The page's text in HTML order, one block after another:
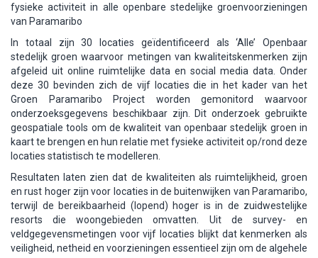
fysieke activiteit in alle openbare stedelijke groenvoorzieningen
van Paramaribo
In totaal zijn 30 locaties geïdentificeerd als ‘Alle’ Openbaar
stedelijk groen waarvoor metingen van kwaliteitskenmerken zijn
afgeleid uit online ruimtelijke data en social media data. Onder
deze 30 bevinden zich de vijf locaties die in het kader van het
Groen Paramaribo Project worden gemonitord waarvoor
onderzoeksgegevens beschikbaar zijn. Dit onderzoek gebruikte
geospatiale tools om de kwaliteit van openbaar stedelijk groen in
kaart te brengen en hun relatie met fysieke activiteit op/rond deze
locaties statistisch te modelleren.
Resultaten laten zien dat de kwaliteiten als ruimtelijkheid, groen
en rust hoger zijn voor locaties in de buitenwijken van Paramaribo,
terwijl de bereikbaarheid (lopend) hoger is in de zuidwestelijke
resorts die woongebieden omvatten. Uit de survey- en
veldgegevensmetingen voor vijf locaties blijkt dat kenmerken als
veiligheid, netheid en voorzieningen essentieel zijn om de algehele